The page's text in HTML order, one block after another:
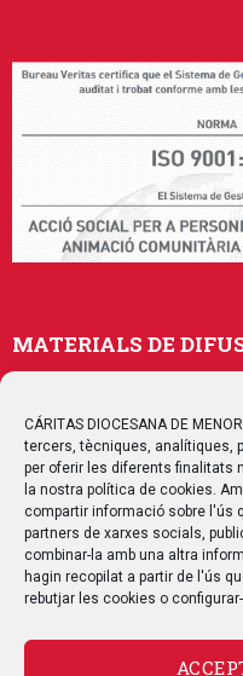
CÁRITAS DIOCESANA DE
tercers, tècniques, analítiques,
per oferir les diferents finalitats
la nostra política de cookies.
compartir informació sobre l'ús
partners de xarxes socials,
combinar-la amb una altra
hagin recopilat a partir de l'ús
rebutjar les cookies o
MATERIALS DE
Publicacions
Multimedia
SEGUEIX-NOS